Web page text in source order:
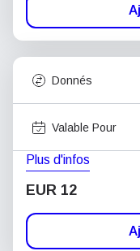
Donnés
Valable Pour
Plus d'infos
EUR 12